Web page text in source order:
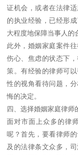
证机会，或者在法律
的执业经验，已经形
大程度地保障当事人的
此外，婚姻家庭案件
伤心、焦虑的状态下
策。有经验的律师可
性的视角看待问题，
悔的决定。
四、选择婚姻家庭律师
面对市面上众多的律
呢？首先，要看律师
及的法律条文众多，